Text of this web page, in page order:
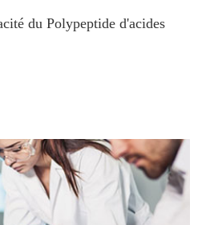
du Polypeptide d'acides